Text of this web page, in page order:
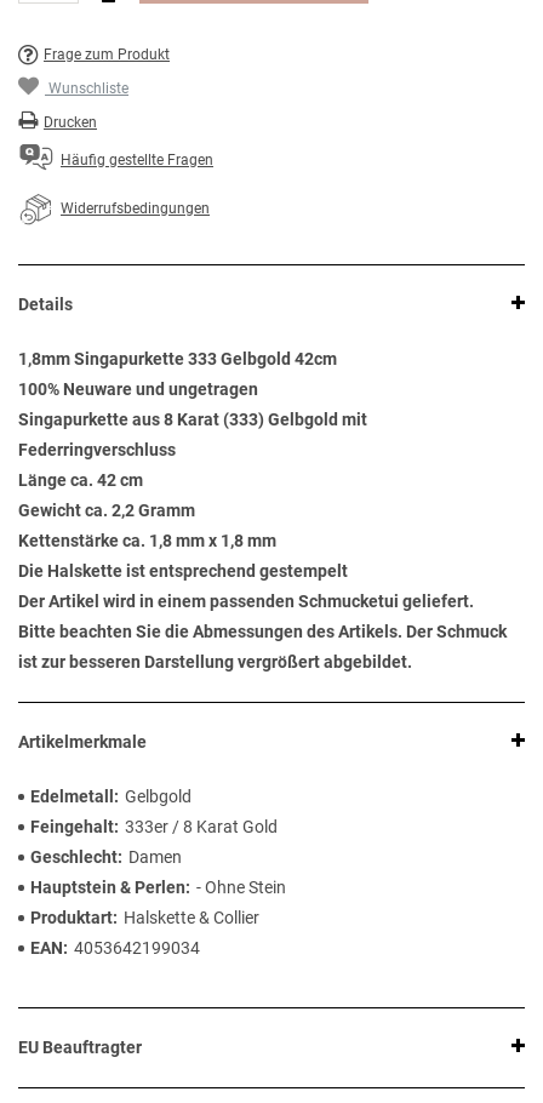
Frage zum Produkt
Wunschliste
Drucken
Häufig gestellte Fragen
Widerrufsbedingungen
Details
1,8mm Singapurkette 333 Gelbgold 42cm
100% Neuware und ungetragen
Singapurkette aus 8 Karat (333) Gelbgold mit
Federringverschluss
Länge ca. 42 cm
Gewicht ca. 2,2 Gramm
Kettenstärke ca. 1,8 mm x 1,8 mm
Die Halskette ist entsprechend gestempelt
Der Artikel wird in einem passenden Schmucketui geliefert.
Bitte beachten Sie die Abmessungen des Artikels. Der Schmuck
ist zur besseren Darstellung vergrößert abgebildet.
Artikelmerkmale
Edelmetall
Gelbgold
Feingehalt 333er / 8 Karat Gold
Geschlecht
Damen
Hauptstein & Perlen
- Ohne Stein
Produktart
Halskette & Collier
EAN
4053642199034
EU Beauftragter